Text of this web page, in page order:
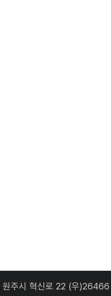
원주시 혁신로 22 (우)26466